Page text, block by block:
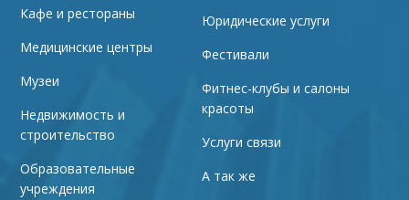
Кафе и рестораны
Медицинские центры
Музеи
Недвижимость и
строительство
Образовательные
учреждения
Юридические услуги
Фестивали
Фитнес-клубы и салоны
красоты
Услуги связи
А так же